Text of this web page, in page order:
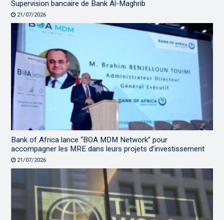
Supervision bancaire de Bank Al-Maghrib
21/07/2026
Bank of Africa lance “BOA MDM Network” pour
accompagner les MRE dans leurs projets d’investissement
21/07/2026